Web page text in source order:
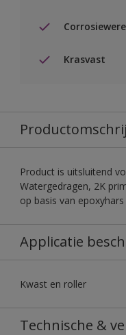
Krasvast
Product is uitsluitend
Watergedragen, 2K
op basis van
Applicatie
Kwast en roller
Technische &